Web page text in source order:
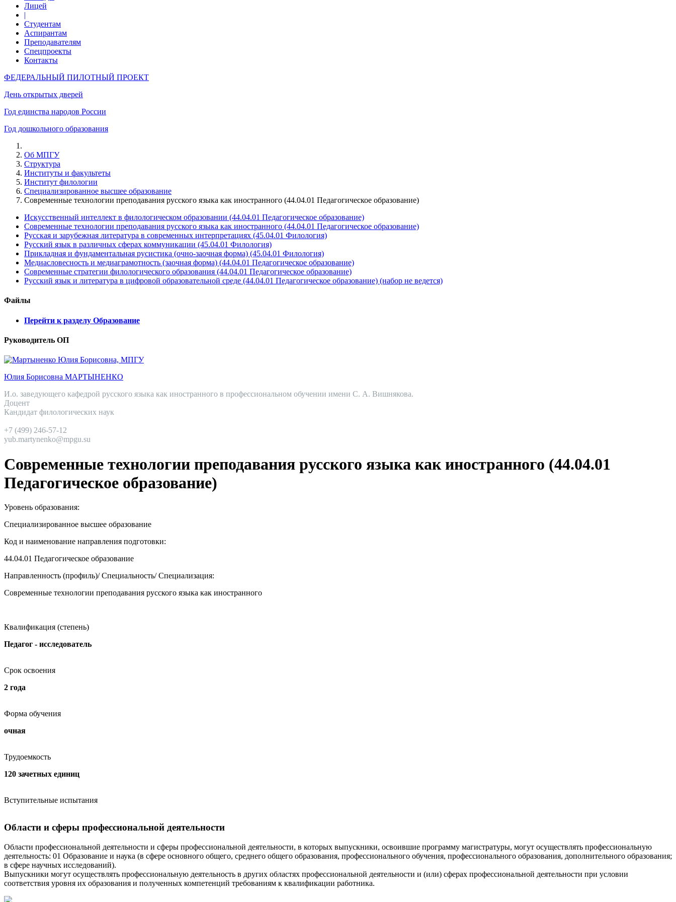
Лицей
|
Студентам
Аспирантам
Преподавателям
Спецпроекты
Контакты
ФЕДЕРАЛЬНЫЙ ПИЛОТНЫЙ ПРОЕКТ
День открытых дверей
Год единства народов России
Год дошкольного образования
Об МПГУ
Структура
Институты и факультеты
Институт филологии
Специализированное высшее образование
Современные технологии преподавания русского языка как иностранного (44.04.01 Педагогическое образование)
Искусственный интеллект в филологическом образовании (44.04.01 Педагогическое образование)
Современные технологии преподавания русского языка как иностранного (44.04.01 Педагогическое образование)
Русская и зарубежная литература в современных интерпретациях (45.04.01 Филология)
Русский язык в различных сферах коммуникации (45.04.01 Филология)
Прикладная и фундаментальная русистика (очно-заочная форма) (45.04.01 Филология)
Медиасловесность и медиаграмотность (заочная форма) (44.04.01 Педагогическое образование)
Современные стратегии филологического образования (44.04.01 Педагогическое образование)
Русский язык и литература в цифровой образовательной среде (44.04.01 Педагогическое образование) (набор не ведется)
Файлы
Перейти к разделу Образование
Руководитель ОП
Юлия Борисовна МАРТЫНЕНКО
И.о. заведующего кафедрой русского языка как иностранного в профессиональном обучении имени С. А. Вишнякова.
Доцент
Кандидат филологических наук
+7 (499) 246-57-12
yub.martynenko@mpgu.su
Современные технологии преподавания русского языка как иностранного (44.04.01
Педагогическое образование)
Уровень образования:
Специализированное высшее образование
Код и наименование направления подготовки:
44.04.01 Педагогическое образование
Направленность (профиль)/ Специальность/ Специализация:
Современные технологии преподавания русского языка как иностранного
Квалификация (степень)
Педагог - исследователь
Срок освоения
2 года
Форма обучения
очная
Трудоемкость
120 зачетных единиц
Вступительные испытания
Области и сферы профессиональной деятельности
Области профессиональной деятельности и сферы профессиональной деятельности, в которых выпускники, освоившие программу магистратуры, могут осуществлять профессиональную
деятельность: 01 Образование и наука (в сфере основного общего, среднего общего образования, профессионального обучения, профессионального образования, дополнительного образования;
в сфере научных исследований).
Выпускники могут осуществлять профессиональную деятельность в других областях профессиональной деятельности и (или) сферах профессиональной деятельности при условии
соответствия уровня их образования и полученных компетенций требованиям к квалификации работника.